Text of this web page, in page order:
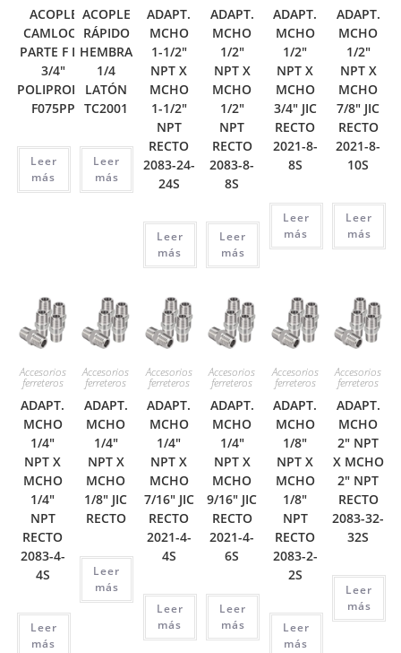
ACOPLE
CAMLOCK
PARTE F DE
3/4″
POLIPROPIL
F075PP
Leer
más
ACOPLE
RÁPIDO
HEMBRA
1/4
LATÓN
TC2001
Leer
más
ADAPT.
MCHO
1-1/2″
NPT X
MCHO
1-1/2″
NPT
RECTO
2083-24-
24S
Leer
más
ADAPT.
MCHO
1/2″
NPT X
MCHO
1/2″
NPT
RECTO
2083-8-
8S
Leer
más
ADAPT.
MCHO
1/2″
NPT X
MCHO
3/4″ JIC
RECTO
2021-8-
8S
Leer
más
ADAPT.
MCHO
1/2″
NPT X
MCHO
7/8″ JIC
RECTO
2021-8-
10S
Leer
más
Accesorios
ferreteros
ADAPT.
MCHO
1/4″
NPT X
MCHO
1/4″
NPT
RECTO
2083-4-
4S
Leer
más
Accesorios
ferreteros
ADAPT.
MCHO
1/4″
NPT X
MCHO
1/8″ JIC
RECTO
Leer
más
Accesorios
ferreteros
ADAPT.
MCHO
1/4″
NPT X
MCHO
7/16″ JIC
RECTO
2021-4-
4S
Leer
más
Accesorios
ferreteros
ADAPT.
MCHO
1/4″
NPT X
MCHO
9/16″ JIC
RECTO
2021-4-
6S
Leer
más
Accesorios
ferreteros
ADAPT.
MCHO
1/8″
NPT X
MCHO
1/8″
NPT
RECTO
2083-2-
2S
Leer
más
Accesorios
ferreteros
ADAPT.
MCHO
2″ NPT
X MCHO
2″ NPT
RECTO
2083-32-
32S
Leer
más